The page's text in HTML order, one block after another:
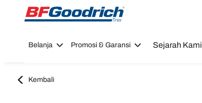
Go to page content
Go to page navigation
Belanja Promosi & Garansi Sejarah Kami
Kembali